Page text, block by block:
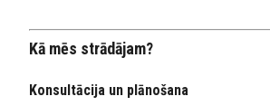
Kā mēs strādājam?
Konsultācija un plānošana